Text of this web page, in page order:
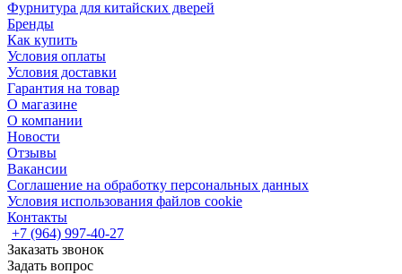
Фурнитура для китайских дверей
Бренды
Как купить
Условия оплаты
Условия доставки
Гарантия на товар
О магазине
О компании
Новости
Отзывы
Вакансии
Соглашение на обработку персональных данных
Условия использования файлов cookie
Контакты
+7 (964) 997-40-27
Заказать звонок
Задать вопрос